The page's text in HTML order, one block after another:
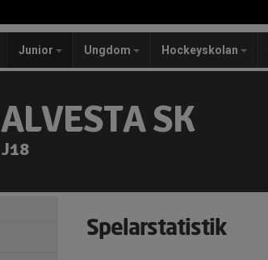
Junior Ungdom Hockeyskolan
ALVESTA SK
J18
Spelarstatistik